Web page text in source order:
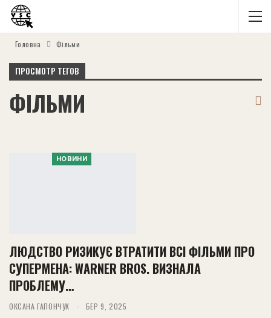
Головна Фільми
ПРОСМОТР ТЕГОВ
ФІЛЬМИ
НОВИНИ
ЛЮДСТВО РИЗИКУЄ ВТРАТИТИ ВСІ ФІЛЬМИ ПРО
СУПЕРМЕНА: WARNER BROS. ВИЗНАЛА
ПРОБЛЕМУ…
ОКСАНА ГАПОНЧУК БЕР 9, 2025